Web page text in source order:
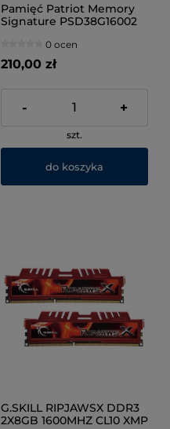
Pamięć Patriot Memory
Signature PSD38G16002
1600 MHz; CL11)
0 ocen
210,00 zł
- +
szt.
do koszyka
G.SKILL RIPJAWSX DDR3
2X8GB 1600MHZ CL10 XMP